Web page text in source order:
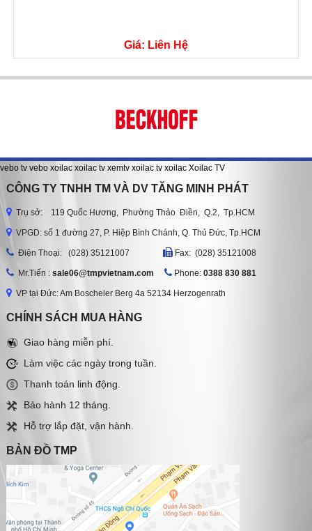
Giá: Liên Hệ
vebo tv vebo xoilac xoilac tv xemtv xoilac tv xoilac Xoilac TV
CÔNG TY TNHH TM VÀ DV TĂNG MINH PHÁT
Trụ sở: 119 Quốc Hương, Phường Thảo Điền, Q.2, Tp.HCM
VPGD: số 1 đường 27, P. Hiệp Bình Chánh, Q. Thủ Đức, Tp.HCM
Ðiện Thoại: (028) 35121007 Fax: (028) 35121008
Mr.Tiến : sale06@tmpvietnam.com Phone: 0388 830 881
VP tại Đức: Am Boscheler Berg 4a 52134 Herzogenrath
CHÍNH SÁCH MUA HÀNG
Giao hàng miễn phí.
Làm việc các ngày trong tuần.
Thanh toán linh động.
Bảo hành 12 tháng.
Hỗ trợ lắp đặt, vận hành.
BẢN ĐỒ TMP